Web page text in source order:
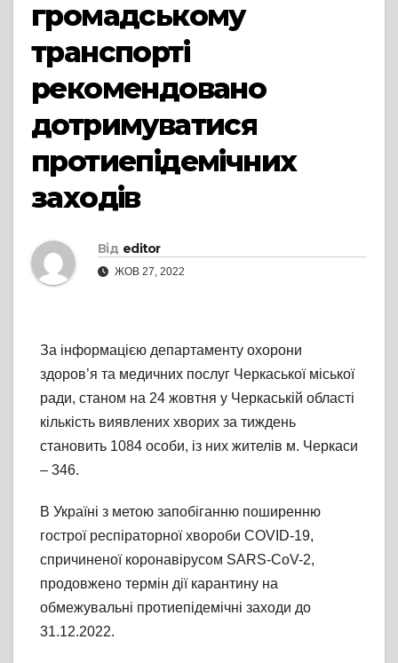
громадському
транспорті
рекомендовано
дотримуватися
протиепідемічних
заходів
Від editor
ЖОВ 27, 2022
За інформацією департаменту охорони
здоров’я та медичних послуг Черкаської міської
ради, станом на 24 жовтня у Черкаській області
кількість виявлених хворих за тиждень
становить 1084 особи, із них жителів м. Черкаси
– 346.
В Україні з метою запобіганню поширенню
гострої респіраторної хвороби COVID-19,
спричиненої коронавірусом SARS-CoV-2,
продовжено термін дії карантину на
обмежувальні протиепідемічні заходи до
31.12.2022.